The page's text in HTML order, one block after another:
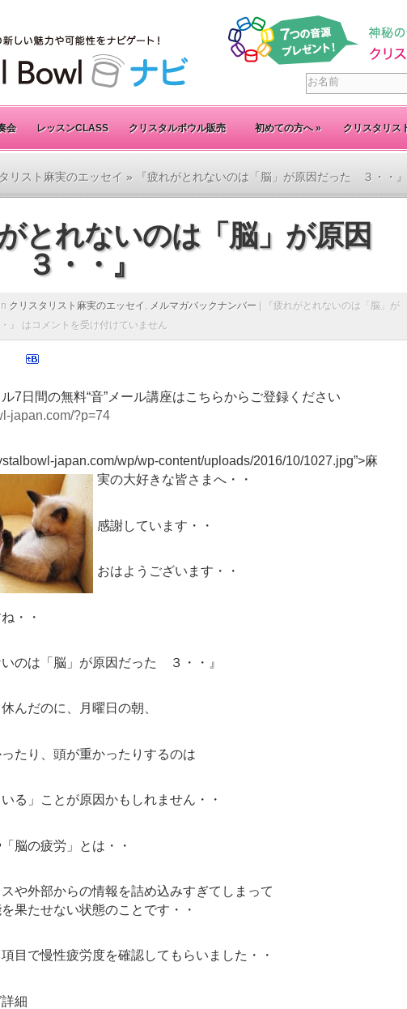
会 レッスンCLASS クリスタルボウル販売 初めての方へ» クリスタリス
リスト麻実のエッセイ » 『疲れがとれないのは「脳」が原因だった ３・・』
がとれないのは「脳」が原因
３・・』
in クリスタリスト麻実のエッセイ , メルマガバックナンバー
『疲れがとれないのは「脳」が
』 は コメントを受け付けていません
7日間の無料“音”メール講座はこちらからご登録ください
japan.com/?p=74
japan.com/wp/wp-content/uploads/2016/10/1027.jpg”>麻
実の大好きな皆さまへ・・
感謝しています・・
おはようございます・・
・・
いのは「脳」が原因だった ３・・』
んだのに、月曜日の朝、
たり、頭が重かったりするのは
いる」ことが原因かもしれません・・
脳の疲労」とは・・
や外部からの情報を詰め込みすぎてしまって
果たせない状態のことです・・
目で慢性疲労度を確認してもらいました・・
細